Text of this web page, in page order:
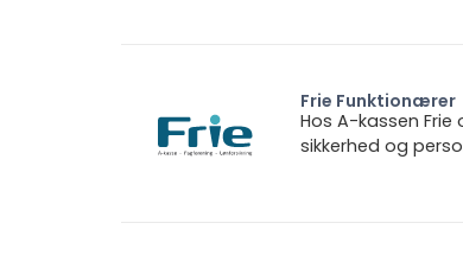
Frie Funktionærer
Hos A-kassen
sikkerhed og